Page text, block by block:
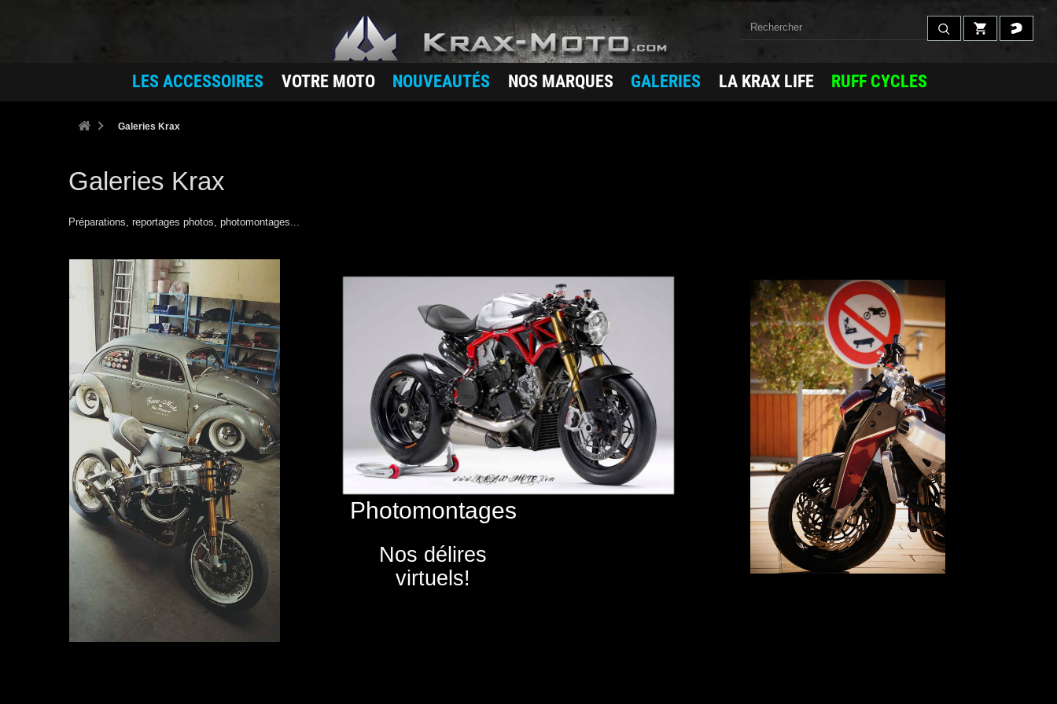
LES ACCESSOIRES VOTRE MOTO NOUVEAUTÉS NOS MARQUES GALERIES LA KRAX LIFE RUFF CYCLES
Galeries Krax
Galeries Krax
Préparations, reportages photos, photomontages...
Photomontages
Nos délires
virtuels!
L'univers Krax